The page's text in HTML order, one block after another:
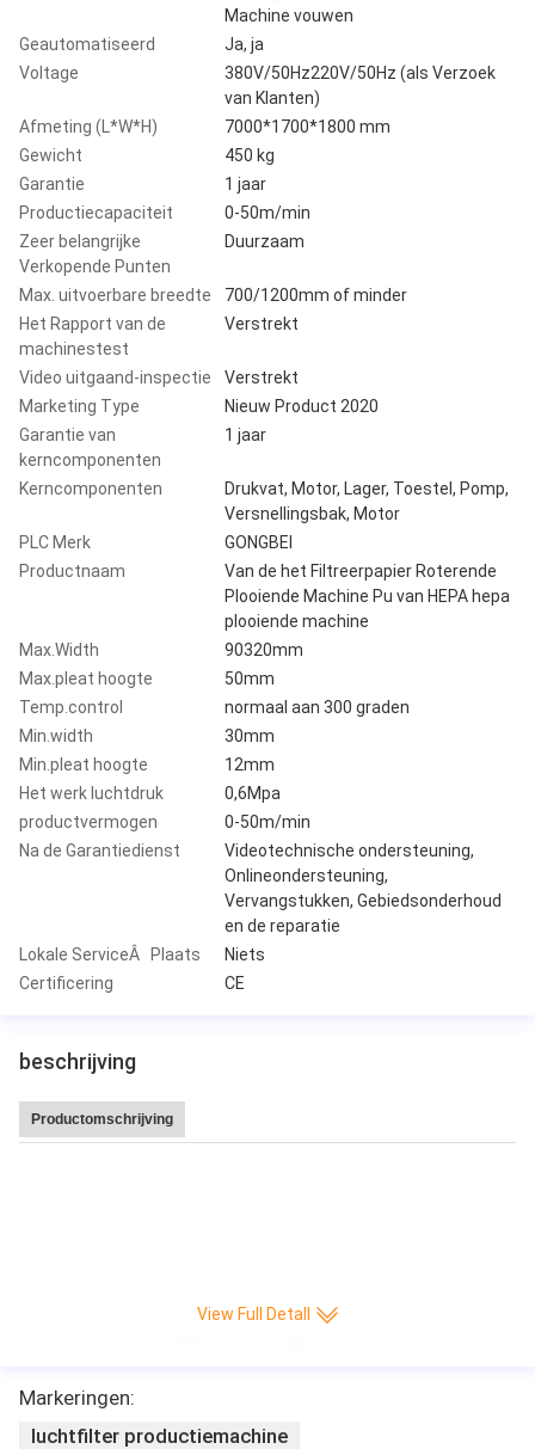
Machine vouwen
Geautomatiseerd
Ja, ja
Voltage
380V/50Hz220V/50Hz (als Verzoek
van Klanten)
Afmeting (L*W*H)
7000*1700*1800 mm
Gewicht
450 kg
Garantie
1 jaar
Productiecapaciteit
0-50m/min
Zeer belangrijke
Verkopende Punten
Duurzaam
Max. uitvoerbare breedte
700/1200mm of minder
Het Rapport van de
machinestest
Verstrekt
Video uitgaand-inspectie
Verstrekt
Marketing Type
Nieuw Product 2020
Garantie van
kerncomponenten
1 jaar
Kerncomponenten
Drukvat, Motor, Lager, Toestel, Pomp,
Versnellingsbak, Motor
PLC Merk
GONGBEI
Productnaam
Van de het Filtreerpapier Roterende
Plooiende Machine Pu van HEPA hepa
plooiende machine
Max.Width
90320mm
Max.pleat hoogte
50mm
Temp.control
normaal aan 300 graden
Min.width
30mm
Min.pleat hoogte
12mm
Het werk luchtdruk
0,6Mpa
productvermogen
0-50m/min
Na de Garantiedienst
Videotechnische ondersteuning,
Onlineondersteuning,
Vervangstukken, Gebiedsonderhoud
en de reparatie
Lokale ServiceÂ Plaats
Niets
Certificering
CE
beschrijving
Productomschrijving
View Full Detall
Markeringen:
luchtfilter productiemachine